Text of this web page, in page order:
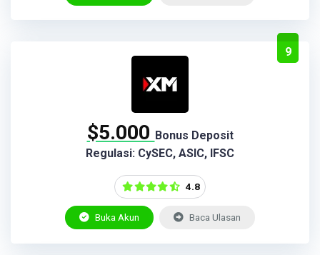
9
$5.000 Bonus Deposit
Regulasi: CySEC, ASIC, IFSC
4.8
Buka Akun Baca Ulasan